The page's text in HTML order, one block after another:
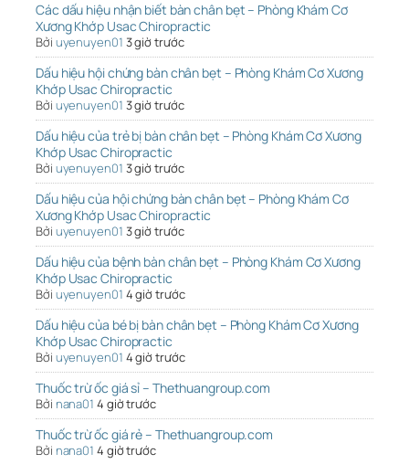
Các dấu hiệu nhận biết bàn chân bẹt – Phòng Khám Cơ
Xương Khớp Usac Chiropractic
Bởi uyenuyen01 3 giờ trước
Dấu hiệu hội chứng bàn chân bẹt – Phòng Khám Cơ Xương
Khớp Usac Chiropractic
Bởi uyenuyen01 3 giờ trước
Dấu hiệu của trẻ bị bàn chân bẹt – Phòng Khám Cơ Xương
Khớp Usac Chiropractic
Bởi uyenuyen01 3 giờ trước
Dấu hiệu của hội chứng bàn chân bẹt – Phòng Khám Cơ
Xương Khớp Usac Chiropractic
Bởi uyenuyen01 3 giờ trước
Dấu hiệu của bệnh bàn chân bẹt – Phòng Khám Cơ Xương
Khớp Usac Chiropractic
Bởi uyenuyen01 4 giờ trước
Dấu hiệu của bé bị bàn chân bẹt – Phòng Khám Cơ Xương
Khớp Usac Chiropractic
Bởi uyenuyen01 4 giờ trước
Thuốc trừ ốc giá sỉ – Thethuangroup.com
Bởi nana01 4 giờ trước
Thuốc trừ ốc giá rẻ – Thethuangroup.com
Bởi nana01 4 giờ trước